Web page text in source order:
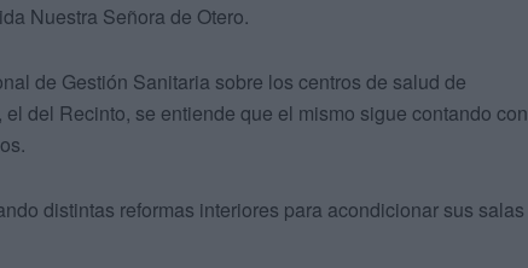
Nuestra Señora de Otero.
de Gestión Sanitaria sobre los centros de salud de
del Recinto, se entiende que el mismo sigue contando con
distintas reformas interiores para acondicionar sus salas